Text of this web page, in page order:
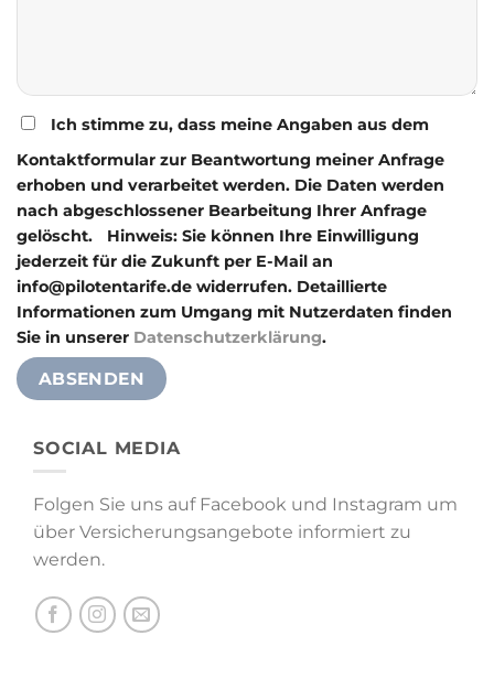
Ich stimme zu, dass meine Angaben aus dem
Kontaktformular zur Beantwortung meiner Anfrage
erhoben und verarbeitet werden. Die Daten werden
nach abgeschlossener Bearbeitung Ihrer Anfrage
gelöscht. Hinweis: Sie können Ihre Einwilligung
jederzeit für die Zukunft per E-Mail an
info@pilotentarife.de widerrufen. Detaillierte
Informationen zum Umgang mit Nutzerdaten finden
Sie in unserer Datenschutzerklärung.
SOCIAL MEDIA
Folgen Sie uns auf Facebook und Instagram um
über Versicherungsangebote informiert zu
werden.